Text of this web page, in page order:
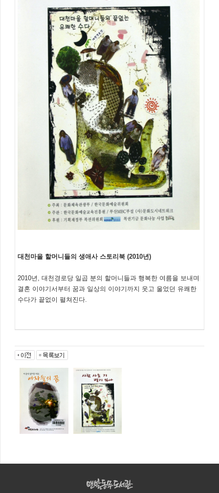
대천마을 할머니들의 생애사 스토리북 (2010년)
2010년, 대천경로당 일곱 분의 할머니들과 행복한 여름을 보내며
결혼 이야기서부터 꿈과 일상의 이야기까지 웃고 울었던 유쾌한
수다가 끝없이 펼쳐진다.